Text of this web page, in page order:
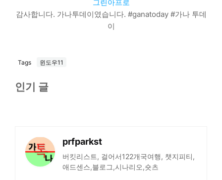
그린아프로
감사합니다. 가나투데이였습니다. #ganatoday #가나 투데
이
Tags 윈도우11
인기 글
prfparkst
버킷리스트, 걸어서122개국여행, 챗지피티,
애드센스,블로그,시나리오,숏츠